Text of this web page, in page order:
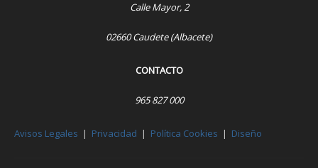
Calle Mayor, 2
02660 Caudete (Albacete)
CONTACTO
965 827 000
Avisos Legales | Privacidad | Política Cookies | Diseño